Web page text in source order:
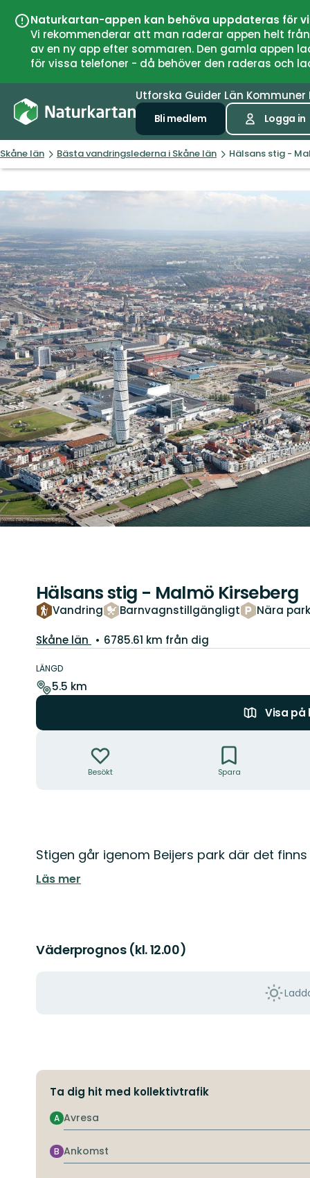
Naturkartan-appen kan behöva uppdateras för
Vi rekommenderar att man raderar appen helt
av en ny app efter sommaren. Den gamla
för vissa telefoner - då behöver den raderas och
Utforska Guider Län Kommuner
Bli medlem Logga in
Skåne län Bästa vandringslederna i Skåne län Hälsans stig -
Hälsans stig - Malmö Kirseberg
Vandring Barnvagnstillgängligt Nära
Län:
Skåne län 6785.61 km från dig
om
leden
LÄNGD
5.5 km
Visa på
Besökt Spara
Beskrivning
Stigen går igenom Beijers park där det
Läs mer
Väderprognos (kl. 12.00)
Ta dig hit med kollektivtrafik
Avresa
A
Ankomst
B